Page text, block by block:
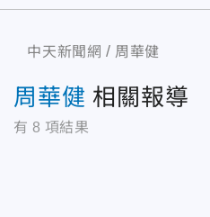
中天新聞網 周華健
周華健 相關報導
有 8 項結果